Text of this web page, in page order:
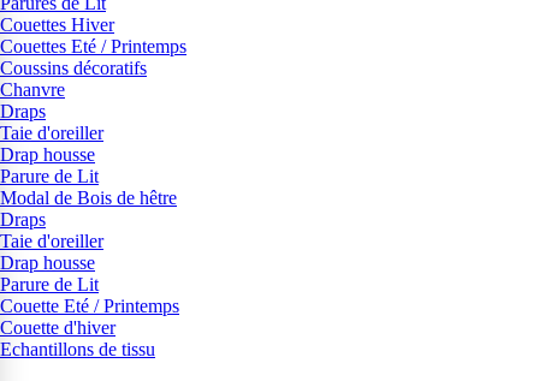
Couettes Hiver
Couettes Eté / Printemps
Coussins décoratifs
Chanvre
Draps
Taie d'oreiller
Drap housse
Parure de Lit
Modal de Bois de hêtre
Draps
Taie d'oreiller
Drap housse
Parure de Lit
Couette Eté / Printemps
Couette d'hiver
Echantillons de tissu